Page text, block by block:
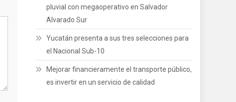
pluvial con megaoperativo en Salvador
Alvarado Sur
Yucatán presenta a sus tres selecciones para
el Nacional Sub-10
Mejorar financieramente el transporte público,
es invertir en un servicio de calidad